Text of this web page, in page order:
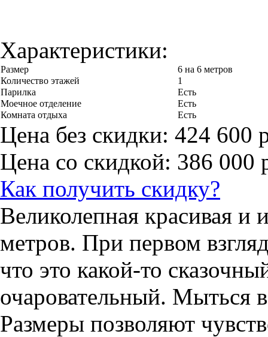
Характеристики:
Размер
6 на 6 метров
Количество этажей
1
Парилка
Есть
Моечное отделение
Есть
Комната отдыха
Есть
Цена без скидки: 424 600
Цена со скидкой: 386 000
Как получить скидку?
Великолепная красивая и
метров. При первом
что это какой-то
очаровательный. Мыться
Размеры позволяют